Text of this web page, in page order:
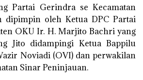
Partai Gerindra se Kecamatan
dipimpin oleh Ketua DPC Partai
OKU Ir. H. Marjito Bachri yang
Jito didampingi Ketua Bappilu
Noviadi (OVI) dan perwakilan
Sinar Peninjauan.